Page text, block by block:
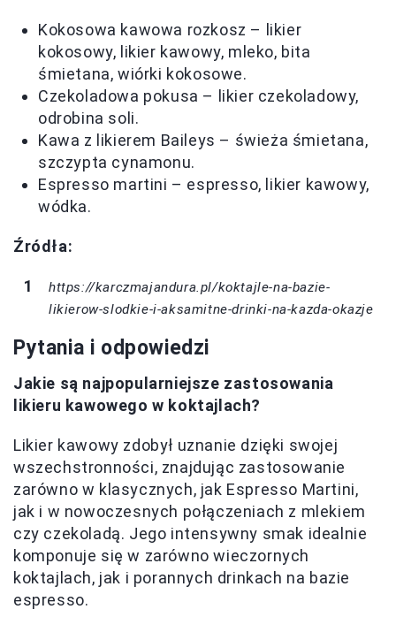
Kokosowa kawowa rozkosz – likier
kokosowy, likier kawowy, mleko, bita
śmietana, wiórki kokosowe.
Czekoladowa pokusa – likier czekoladowy,
odrobina soli.
Kawa z likierem Baileys – świeża śmietana,
szczypta cynamonu.
Espresso martini – espresso, likier kawowy,
wódka.
Źródła:
https://karczmajandura.pl/koktajle-na-bazie-
likierow-slodkie-i-aksamitne-drinki-na-kazda-okazje
Pytania i odpowiedzi
Jakie są najpopularniejsze zastosowania
likieru kawowego w koktajlach?
Likier kawowy zdobył uznanie dzięki swojej
wszechstronności, znajdując zastosowanie
zarówno w klasycznych, jak Espresso Martini,
jak i w nowoczesnych połączeniach z mlekiem
czy czekoladą. Jego intensywny smak idealnie
komponuje się w zarówno wieczornych
koktajlach, jak i porannych drinkach na bazie
espresso.